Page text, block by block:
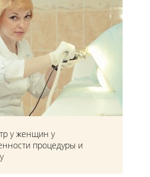
у женщин у
процедуры и